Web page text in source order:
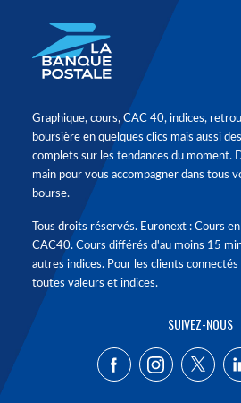
Graphique, cours, CAC 40, indices,
boursière en quelques clics mais aussi
complets sur les tendances du moment.
main pour vous accompagner dans tous
bourse.
Tous droits réservés. Euronext : Cours
CAC40. Cours différés d'au moins 15
autres indices. Pour les clients
toutes valeurs et indices.
SUIVEZ-NOUS